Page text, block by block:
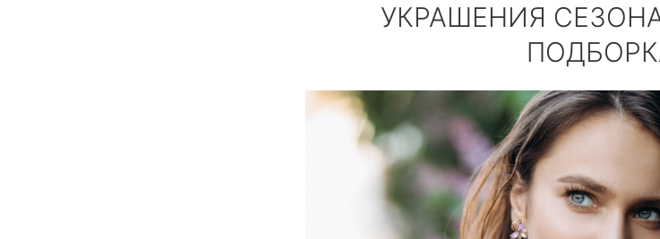
УКРАШЕНИЯ
Серьги-цветы, конго из золота, кольца с